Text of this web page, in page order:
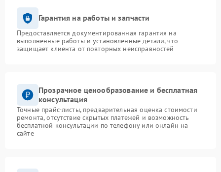
Гарантия на работы и запчасти
Предоставляется документированная гарантия на
выполненные работы и установленные детали, что
защищает клиента от повторных неисправностей
Прозрачное ценообразование и бесплатная
консультация
Точные прайс-листы, предварительная оценка стоимости
ремонта, отсутствие скрытых платежей и возможность
бесплатной консультации по телефону или онлайн на
сайте